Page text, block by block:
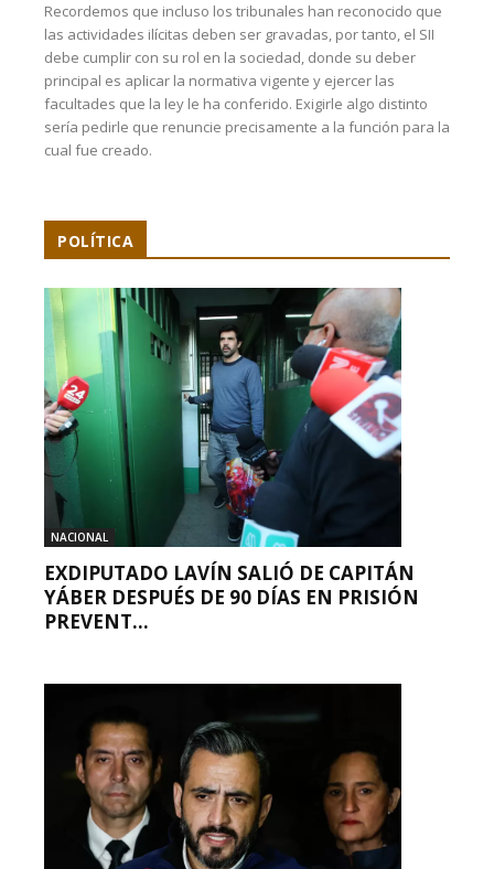
Recordemos que incluso los tribunales han reconocido que
las actividades ilícitas deben ser gravadas, por tanto, el SII
debe cumplir con su rol en la sociedad, donde su deber
principal es aplicar la normativa vigente y ejercer las
facultades que la ley le ha conferido. Exigirle algo distinto
sería pedirle que renuncie precisamente a la función para la
cual fue creado.
POLÍTICA
NACIONAL
EXDIPUTADO LAVÍN SALIÓ DE CAPITÁN
YÁBER DESPUÉS DE 90 DÍAS EN PRISIÓN
PREVENT...